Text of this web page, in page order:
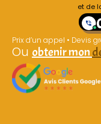
et de
Prix d’un appel • Devis
Ou obtenir mon